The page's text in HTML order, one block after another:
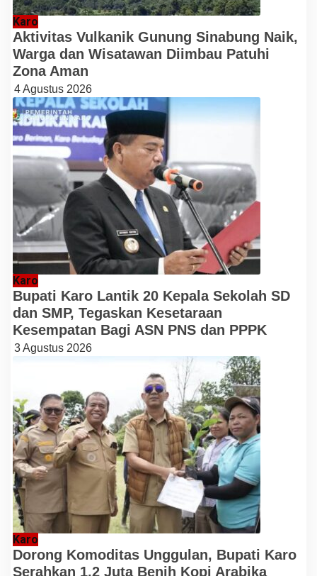
Karo
Aktivitas Vulkanik Gunung Sinabung Naik,
Warga dan Wisatawan Diimbau Patuhi
Zona Aman
4 Agustus 2026
Karo
Bupati Karo Lantik 20 Kepala Sekolah SD
dan SMP, Tegaskan Kesetaraan
Kesempatan Bagi ASN PNS dan PPPK
3 Agustus 2026
Karo
Dorong Komoditas Unggulan, Bupati Karo
Serahkan 1,2 Juta Benih Kopi Arabika